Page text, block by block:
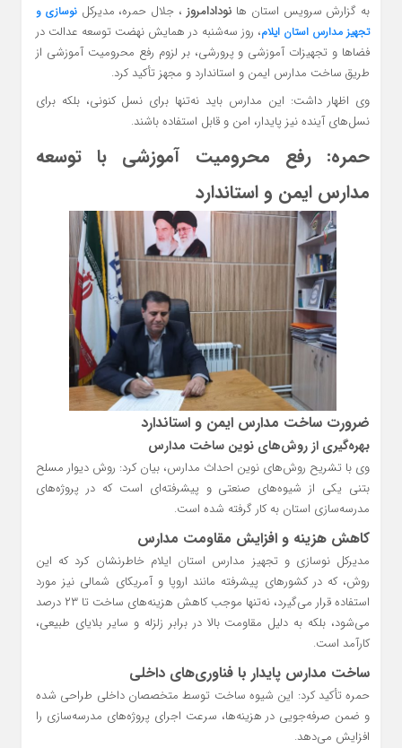
به گزارش سرویس استان ها نودادامروز ، جلال حمره، مدیرکل نوسازی و
تجهیز مدارس استان ایلام، روز سه‌شنبه در همایش نهضت توسعه عدالت در
فضاها و تجهیزات آموزشی و پرورشی، بر لزوم رفع محرومیت آموزشی از
طریق ساخت مدارس ایمن و استاندارد و مجهز تأکید کرد.
وی اظهار داشت: این مدارس باید نه‌تنها برای نسل کنونی، بلکه برای
نسل‌های آینده نیز پایدار، امن و قابل استفاده باشند.
حمره: رفع محرومیت آموزشی با توسعه
مدارس ایمن و استاندارد
ضرورت ساخت مدارس ایمن و استاندارد
بهره‌گیری از روش‌های نوین ساخت مدارس
وی با تشریح روش‌های نوین احداث مدارس، بیان کرد: روش دیوار مسلح
بتنی یکی از شیوه‌های صنعتی و پیشرفته‌ای است که در پروژه‌های
مدرسه‌سازی استان به کار گرفته شده است.
کاهش هزینه و افزایش مقاومت مدارس
مدیرکل نوسازی و تجهیز مدارس استان ایلام خاطرنشان کرد که این
روش، که در کشورهای پیشرفته مانند اروپا و آمریکای شمالی نیز مورد
استفاده قرار می‌گیرد، نه‌تنها موجب کاهش هزینه‌های ساخت تا ۲۳ درصد
می‌شود، بلکه به دلیل مقاومت بالا در برابر زلزله و سایر بلایای طبیعی،
کارآمد است.
ساخت مدارس پایدار با فناوری‌های داخلی
حمره تأکید کرد: این شیوه ساخت توسط متخصصان داخلی طراحی شده
و ضمن صرفه‌جویی در هزینه‌ها، سرعت اجرای پروژه‌های مدرسه‌سازی را
افزایش می‌دهد.